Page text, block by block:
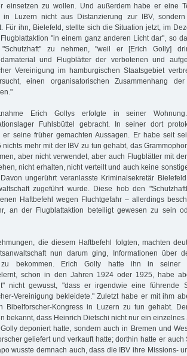
einsetzen zu wollen. Und außerdem habe er eine
in Luzern nicht aus Distanzierung zur IBV,
Für ihn, Bielefeld, stellte sich die Situation jetzt, im
"in einem ganz anderen Licht dar", so
zu nehmen, "weil er [Erich Golly]
und Flugblätter der verbotenen und
Vereinigung im hamburgischen Staatsgebiet
einen organisatorischen Zusammenhang
Erich Gollys erfolgte in seiner
Fuhlsbüttel gebracht. In seiner dort
er seine früher gemachten Aussagen. Er habe seit
nichts mehr mit der IBV zu tun gehabt, das
aber nicht verwendet, aber auch Flugblätter mit
nicht erhalten, nicht verteilt und auch keine
ungerührt veranlasste Kriminalsekretär
zugeführt wurde. Diese hob den
Haftbefehl wegen Fluchtgefahr – allerdings
an der Flugblattaktion beteiligt gewesen zu sein
die diesem Haftbefehl folgten, machten
nun darum ging, Informationen über
zu bekommen. Erich Golly hatte ihn in seiner
schon in den Jahren 1924 oder 1925, habe
nicht gewusst, "dass er irgend­wie eine führende
Vereinigung bekleidete." Zu­letzt habe er mit ihm
Bibelforscher-Kongress in Luzern zu tun gehabt.
bekannt, dass Heinrich Dietschi nicht nur ein
deponiert hatte, sondern auch in Bremen und
geliefert und verkauft hatte; dorthin hatte er auch
wusste demnach auch, dass die IBV ihre Missions-